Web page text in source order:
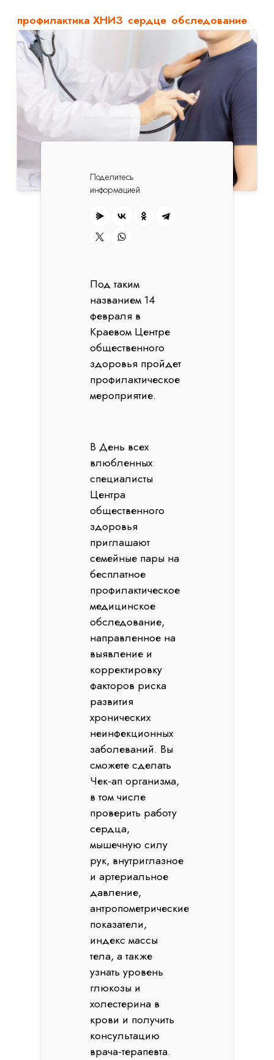
профилактика ХНИЗ сердце обследование
Поделитесь
информацией
Под таким
названием 14
февраля в
Краевом Центре
общественного
здоровья пройдет
профилактическое
мероприятие.
В День всех
влюбленных
специалисты
Центра
общественного
здоровья
приглашают
семейные пары на
бесплатное
профилактическое
медицинское
обследование,
направленное на
выявление и
корректировку
факторов риска
развития
хронических
неинфекционных
заболеваний. Вы
сможете сделать
Чек-ап организма,
в том числе
проверить работу
сердца,
мышечную силу
рук, внутриглазное
и артериальное
давление,
антропометрические
показатели,
индекс массы
тела, а также
узнать уровень
глюкозы и
холестерина в
крови и получить
консультацию
врача-терапевта.